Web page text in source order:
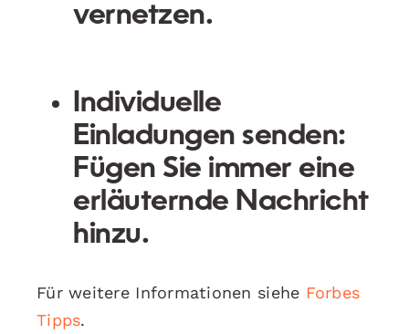
vernetzen.
Individuelle
Einladungen senden:
Fügen Sie immer eine
erläuternde Nachricht
hinzu.
Für weitere Informationen siehe Forbes
Tipps.